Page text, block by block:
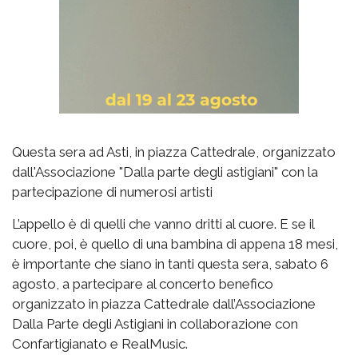
Questa sera ad Asti, in piazza Cattedrale, organizzato
dall'Associazione "Dalla parte degli astigiani" con la
partecipazione di numerosi artisti
L’appello è di quelli che vanno dritti al cuore. E se il
cuore, poi, è quello di una bambina di appena 18 mesi,
è importante che siano in tanti questa sera, sabato 6
agosto, a partecipare al concerto benefico
organizzato in piazza Cattedrale dall’Associazione
Dalla Parte degli Astigiani in collaborazione con
Confartigianato e RealMusic.